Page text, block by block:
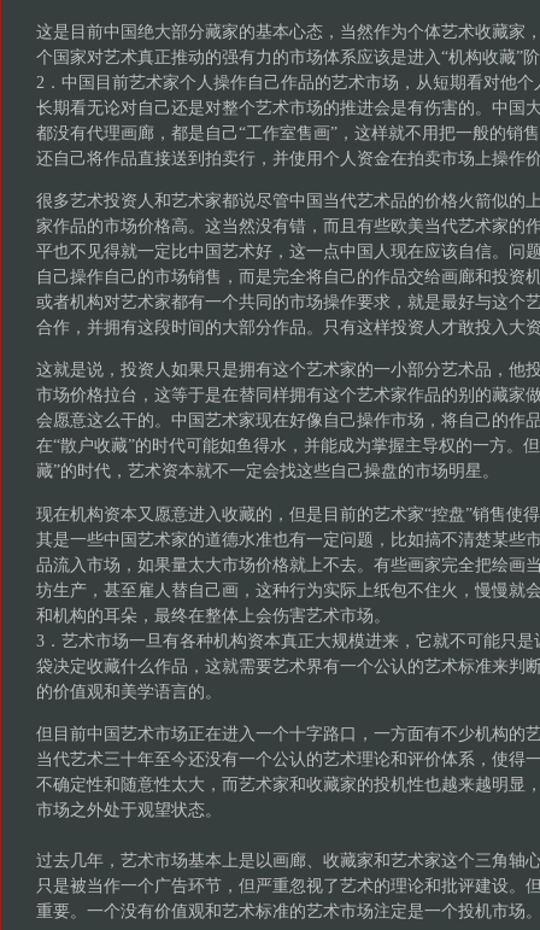
这是目前中国绝大部分藏家的基本心态，当然作为个体艺术收藏家
个国家对艺术真正推动的强有力的市场体系应该是进入“机构收藏”
2．中国目前艺术家个人操作自己作品的艺术市场，从短期看对他
长期看无论对自己还是对整个艺术市场的推进会是有伤害的。中国
都没有代理画廊，都是自己“工作室售画”，这样就不用把一般的销
还自己将作品直接送到拍卖行，并使用个人资金在拍卖市场上操作
很多艺术投资人和艺术家都说尽管中国当代艺术品的价格火箭似的
家作品的市场价格高。这当然没有错，而且有些欧美当代艺术家的
平也不见得就一定比中国艺术好，这一点中国人现在应该自信。问
自己操作自己的市场销售，而是完全将自己的作品交给画廊和投资
或者机构对艺术家都有一个共同的市场操作要求，就是最好与这个
合作，并拥有这段时间的大部分作品。只有这样投资人才敢投入大
这就是说，投资人如果只是拥有这个艺术家的一小部分艺术品，他
市场价格拉台，这等于是在替同样拥有这个艺术家作品的别的藏家
会愿意这么干的。中国艺术家现在好像自己操作市场，将自己的作
在“散户收藏”的时代可能如鱼得水，并能成为掌握主导权的一方。
藏”的时代，艺术资本就不一定会找这些自己操盘的市场明星。
现在机构资本又愿意进入收藏的，但是目前的艺术家“控盘”销售使
其是一些中国艺术家的道德水准也有一定问题，比如搞不清楚某些
品流入市场，如果量太大市场价格就上不去。有些画家完全把绘画
坊生产，甚至雇人替自己画，这种行为实际上纸包不住火，慢慢就
和机构的耳朵，最终在整体上会伤害艺术市场。
3．艺术市场一旦有各种机构资本真正大规模进来，它就不可能只
袋决定收藏什么作品，这就需要艺术界有一个公认的艺术标准来判
的价值观和美学语言的。
但目前中国艺术市场正在进入一个十字路口，一方面有不少机构的
当代艺术三十年至今还没有一个公认的艺术理论和评价体系，使得
不确定性和随意性太大，而艺术家和收藏家的投机性也越来越明显
市场之外处于观望状态。
过去几年，艺术市场基本上是以画廊、收藏家和艺术家这个三角轴
只是被当作一个广告环节，但严重忽视了艺术的理论和批评建设。
重要。一个没有价值观和艺术标准的艺术市场注定是一个投机市场